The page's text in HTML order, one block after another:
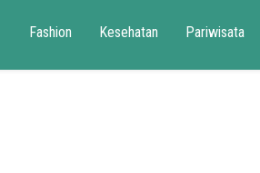
Fashion Kesehatan Pariwisata